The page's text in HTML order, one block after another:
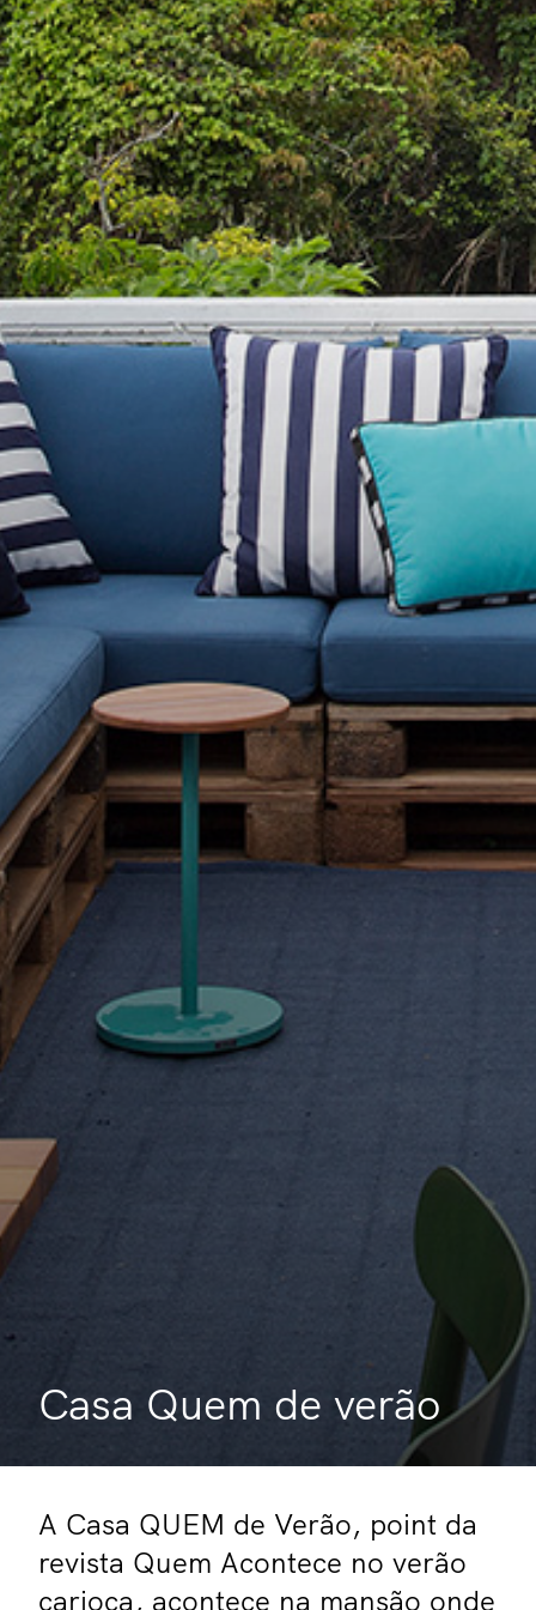
Casa Quem de verão
A Casa QUEM de Verão, point da
revista Quem Acontece no verão
carioca, acontece na mansão onde